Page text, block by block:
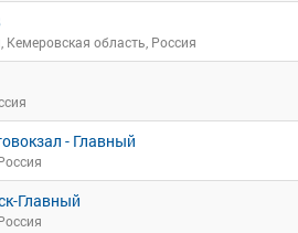
Кемеровская область, Россия
- Главный
Главный